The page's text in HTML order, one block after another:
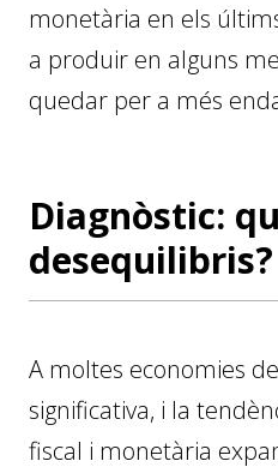
monetària en els
a produir en alguns
quedar per a més
Diagnòstic:
desequilibris?
A moltes economies
significativa, i la
fiscal i monetària